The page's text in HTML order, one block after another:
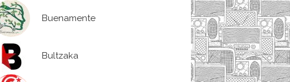
Buenamente
Bultzaka